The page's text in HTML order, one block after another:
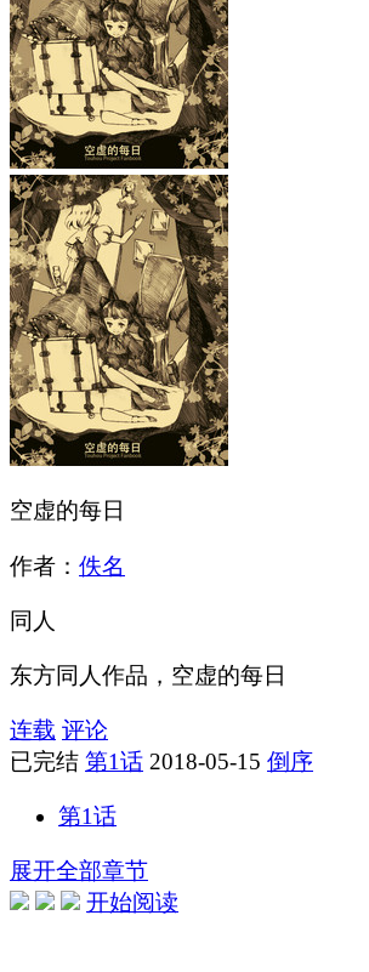
空虚的每日
作者： 佚名
同人
东方同人作品，空虚的每日
连载 评论
已完结 第1话 2018-05-15 倒序
第1话
展开全部章节
开始阅读